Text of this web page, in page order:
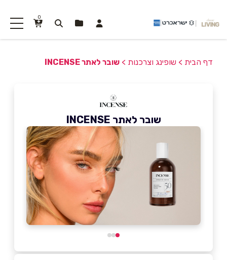
0
דף הבית > שופינג וצרכנות > שובר לאתר INCENSE
שובר לאתר INCENSE